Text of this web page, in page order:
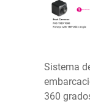
Sistema
360